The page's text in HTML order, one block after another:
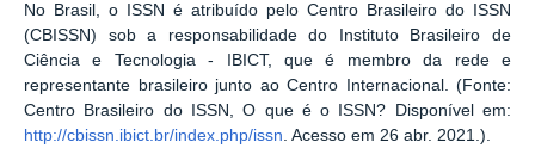
No Brasil, o ISSN é atribuído pelo Centro Brasileiro do ISSN
(CBISSN) sob a responsabilidade do Instituto Brasileiro de
Ciência e Tecnologia - IBICT, que é membro da rede e
representante brasileiro junto ao Centro Internacional. (Fonte:
Centro Brasileiro do ISSN, O que é o ISSN? Disponível em:
http://cbissn.ibict.br/index.php/issn. Acesso em 26 abr. 2021.).